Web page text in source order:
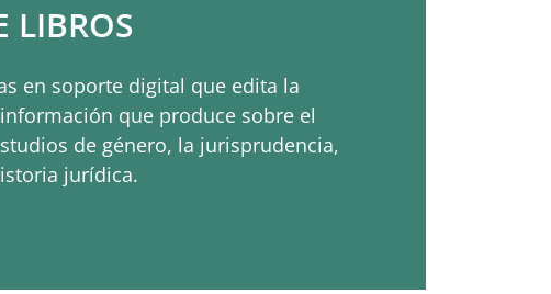
LIBROS
en soporte digital que edita la
que produce sobre el
de género, la jurisprudencia,
jurídica.